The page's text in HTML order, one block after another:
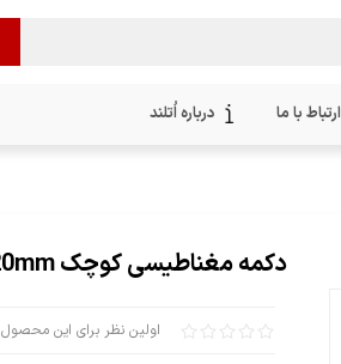
ارتباط با ما درباره اُتلند
دکمه مغناطیسی کوچک pasha 20mm
اولین نظر برای این محصول